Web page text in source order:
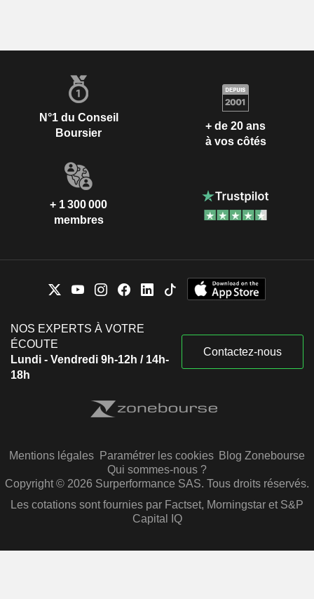
N°1 du Conseil
Boursier
+ de 20 ans
à vos côtés
+ 1 300 000
membres
NOS EXPERTS À VOTRE
ÉCOUTE
Lundi - Vendredi 9h-12h / 14h-
18h
Contactez-nous
Mentions légales Paramétrer les cookies Blog Zonebourse
Qui sommes-nous ?
Copyright © 2026 Surperformance SAS. Tous droits réservés.
Les cotations sont fournies par Factset, Morningstar et S&P
Capital IQ